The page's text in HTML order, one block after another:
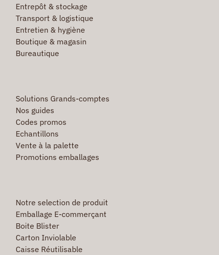
Entrepôt & stockage
Transport & logistique
Entretien & hygiène
Boutique & magasin
Bureautique
Solutions Grands-comptes
Nos guides
Codes promos
Echantillons
Vente à la palette
Promotions emballages
Notre selection de produit
Emballage E-commerçant
Boite Blister
Carton Inviolable
Caisse Réutilisable